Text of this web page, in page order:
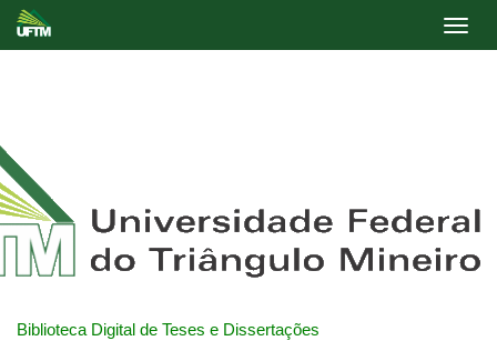
Biblioteca Digital de Teses e Dissertações